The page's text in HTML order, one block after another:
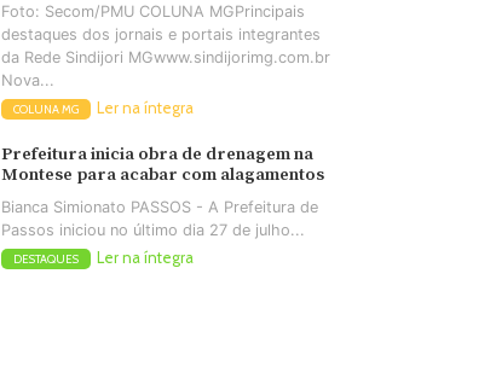
Foto: Secom/PMU COLUNA MGPrincipais
destaques dos jornais e portais integrantes
da Rede Sindijori MGwww.sindijorimg.com.br
Nova...
COLUNA MG Ler na íntegra
Prefeitura inicia obra de drenagem na
Montese para acabar com alagamentos
Bianca Simionato PASSOS - A Prefeitura de
Passos iniciou no último dia 27 de julho...
DESTAQUES Ler na íntegra